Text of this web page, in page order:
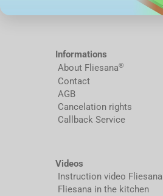
Informations
About Fliesana®
Contact
AGB
Cancelation rights
Callback Service
Videos
Instruction video Fliesana
Fliesana in the kitchen